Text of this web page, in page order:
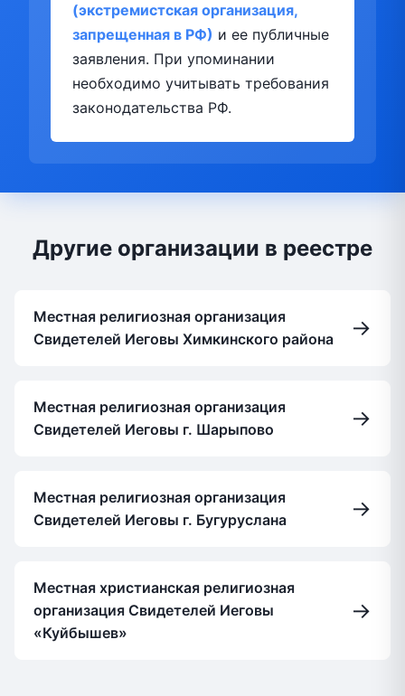
(экстремистская организация,
запрещенная в РФ) и ее публичные
заявления. При упоминании
необходимо учитывать требования
законодательства РФ.
Другие организации в реестре
Местная религиозная организация
Свидетелей Иеговы Химкинского района
→
Местная религиозная организация
Свидетелей Иеговы г. Шарыпово
→
Местная религиозная организация
Свидетелей Иеговы г. Бугуруслана
→
Местная христианская религиозная
организация Свидетелей Иеговы
«Куйбышев»
→